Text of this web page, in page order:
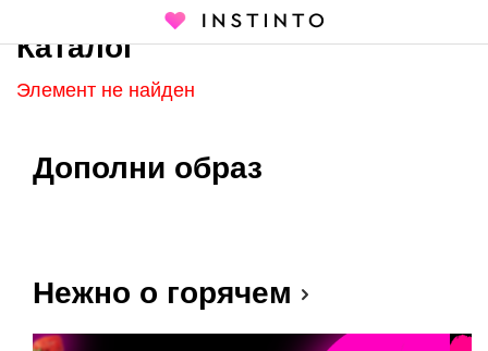
Каталог
Каталог
Элемент не найден
Дополни образ
Нежно о горячем